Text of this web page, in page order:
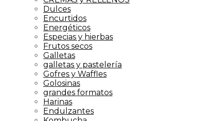
Dulces
Encurtidos
Energéticos
Especias y hierbas
Frutos secos
Galletas
galletas y pastelería
Gofres y Waffles
Golosinas
grandes formatos
Harinas
Endulzantes